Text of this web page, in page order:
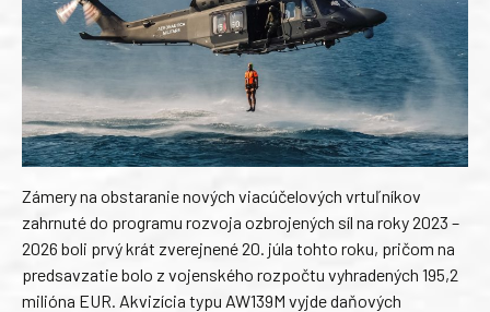
Zámery na obstaranie nových viacúčelových vrtuľníkov
zahrnuté do programu rozvoja ozbrojených síl na roky 2023 –
2026 boli prvý krát zverejnené 20. júla tohto roku, pričom na
predsavzatie bolo z vojenského rozpočtu vyhradených 195,2
milióna EUR. Akvizícia typu AW139M vyjde daňových